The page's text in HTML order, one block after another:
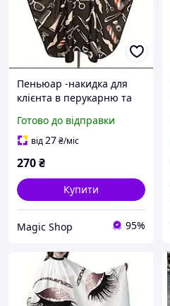
Пеньюар -накидка для
клієнта в перукарню та
Готово до відправки
від27₴/міс
270₴
Купити
Magiс Shop 95%